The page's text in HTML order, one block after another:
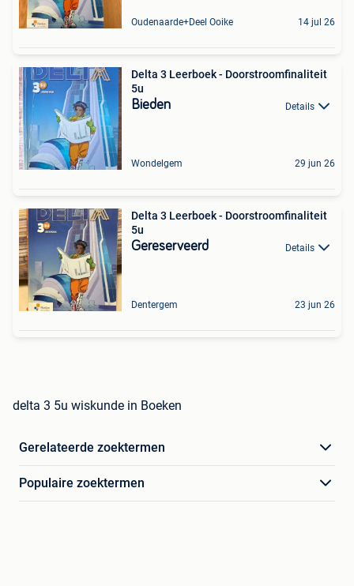
Oudenaarde+Deel Ooike 14 jul 26
Delta 3 Leerboek - Doorstroomfinaliteit
5u
Bieden Details
Wondelgem 29 jun 26
Delta 3 Leerboek - Doorstroomfinaliteit
5u
Gereserveerd Details
Dentergem 23 jun 26
delta 3 5u wiskunde in Boeken
Gerelateerde zoektermen
Populaire zoektermen